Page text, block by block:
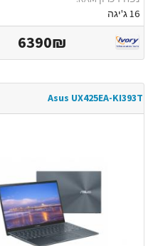
16 ג'יגה
6390₪
Asus UX425EA-KI393T